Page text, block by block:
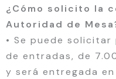
¿Cómo solicito la
Autoridad de
• Se puede solicitar
de entradas, de
y será entregada